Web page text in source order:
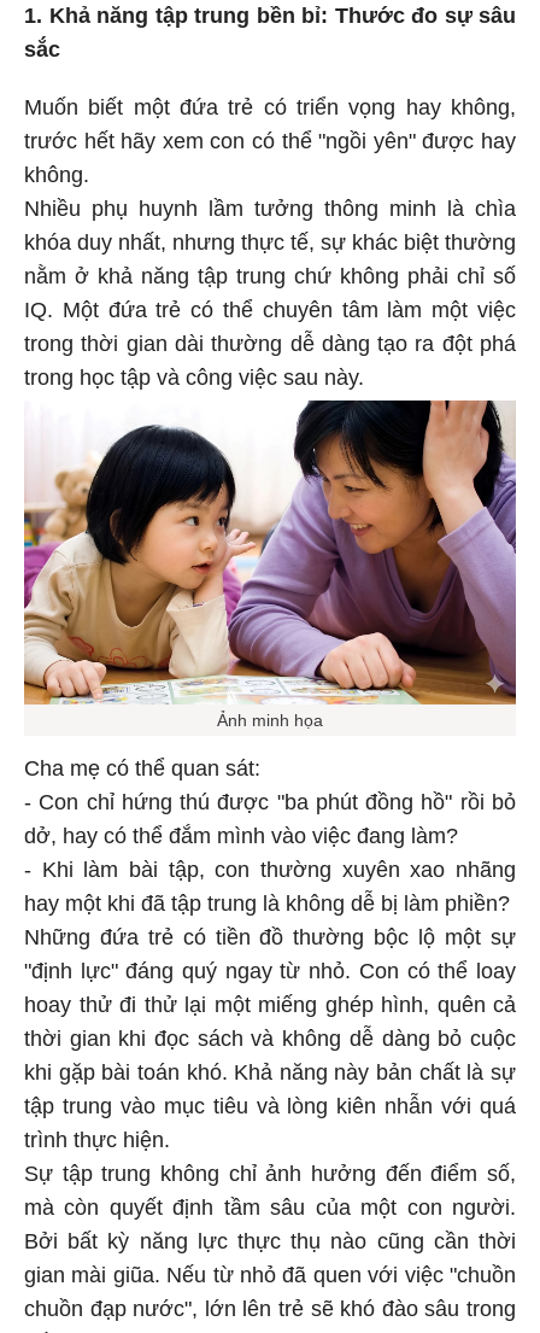
1. Khả năng tập trung bền bỉ: Thước đo sự sâu
sắc
Muốn biết một đứa trẻ có triển vọng hay không,
trước hết hãy xem con có thể "ngồi yên" được hay
không.
Nhiều phụ huynh lầm tưởng thông minh là chìa
khóa duy nhất, nhưng thực tế, sự khác biệt thường
nằm ở khả năng tập trung chứ không phải chỉ số
IQ. Một đứa trẻ có thể chuyên tâm làm một việc
trong thời gian dài thường dễ dàng tạo ra đột phá
trong học tập và công việc sau này.
Ảnh minh họa
Cha mẹ có thể quan sát:
- Con chỉ hứng thú được "ba phút đồng hồ" rồi bỏ
dở, hay có thể đắm mình vào việc đang làm?
- Khi làm bài tập, con thường xuyên xao nhãng
hay một khi đã tập trung là không dễ bị làm phiền?
Những đứa trẻ có tiền đồ thường bộc lộ một sự
"định lực" đáng quý ngay từ nhỏ. Con có thể loay
hoay thử đi thử lại một miếng ghép hình, quên cả
thời gian khi đọc sách và không dễ dàng bỏ cuộc
khi gặp bài toán khó. Khả năng này bản chất là sự
tập trung vào mục tiêu và lòng kiên nhẫn với quá
trình thực hiện.
Sự tập trung không chỉ ảnh hưởng đến điểm số,
mà còn quyết định tầm sâu của một con người.
Bởi bất kỳ năng lực thực thụ nào cũng cần thời
gian mài giũa. Nếu từ nhỏ đã quen với việc "chuồn
chuồn đạp nước", lớn lên trẻ sẽ khó đào sâu trong